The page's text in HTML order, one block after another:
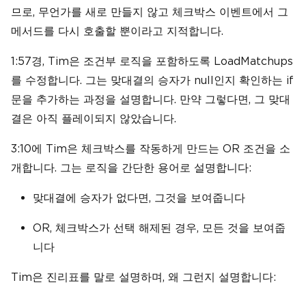
므로, 무언가를 새로 만들지 않고 체크박스 이벤트에서 그
메서드를 다시 호출할 뿐이라고 지적합니다.
1:57경, Tim은 조건부 로직을 포함하도록 LoadMatchups
를 수정합니다. 그는 맞대결의 승자가 null인지 확인하는 if
문을 추가하는 과정을 설명합니다. 만약 그렇다면, 그 맞대
결은 아직 플레이되지 않았습니다.
3:10에 Tim은 체크박스를 작동하게 만드는 OR 조건을 소
개합니다. 그는 로직을 간단한 용어로 설명합니다:
맞대결에 승자가 없다면, 그것을 보여줍니다
OR, 체크박스가 선택 해제된 경우, 모든 것을 보여줍
니다
Tim은 진리표를 말로 설명하며, 왜 그런지 설명합니다: